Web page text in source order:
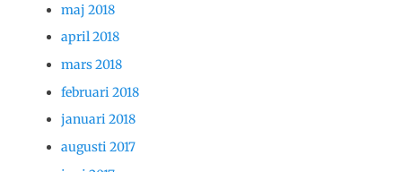
maj 2018
april 2018
mars 2018
februari 2018
januari 2018
augusti 2017